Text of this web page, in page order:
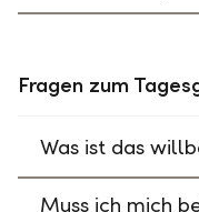
Fragen zum
Was ist das
Muss ich mich